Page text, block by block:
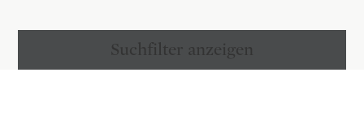
Suchfilter anzeigen